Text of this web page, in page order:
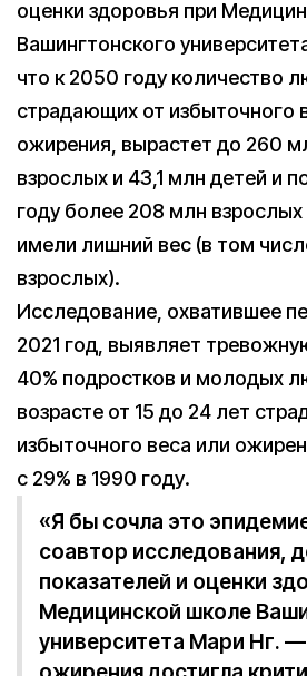
оценки здоровья при
Вашингтонского
что к 2050 году количество
страдающих от избыточного
ожирения, вырастет до 260
взрослых и 43,1 млн детей и
году более 208 млн
имели лишний вес (в том
взрослых).
Исследование, охватившее
2021 год, выявляет
40% подростков и молодых
возрасте от 15 до 24 лет
избыточного веса или
с 29% в 1990 году.
«Я бы сочла это
соавтор исследования,
показателей и оценки
Медицинской школе
университета Мари Нг.